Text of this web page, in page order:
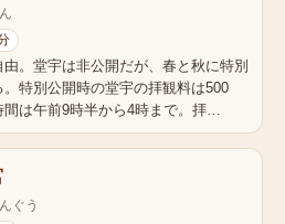
。堂宇は非公開だが、春と秋に特別
。特別公開時の堂宇の拝観料は500
間は午前9時半から4時まで。拝…
ぐう